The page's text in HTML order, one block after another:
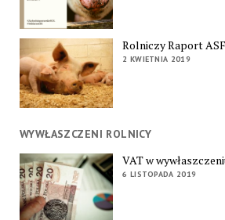
Rolniczy Raport ASF
2 KWIETNIA 2019
WYWŁASZCZENI ROLNICY
VAT w
6 LISTOPADA 2019